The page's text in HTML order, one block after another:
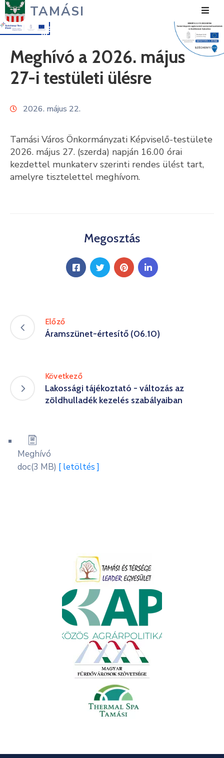
TAMÁSI
Városunk
Polgármesteri
Közérdekű
Turizmus
Meghívó a 2026. május
27-i testületi ülésre
2026. május 22.
Tamási Város Önkormányzati Képviselő-testülete
2026. május 27. (szerda) napján 16.00 órai
kezdettel munkaterv szerinti rendes ülést tart,
amelyre tisztelettel meghívom.
Megosztás
Előző
Áramszünet-értesítő (06.10)
Következő
Lakossági tájékoztató - változás az
zöldhulladék kezelés szabályaiban
Meghívó
doc(3 MB) [ letöltés ]